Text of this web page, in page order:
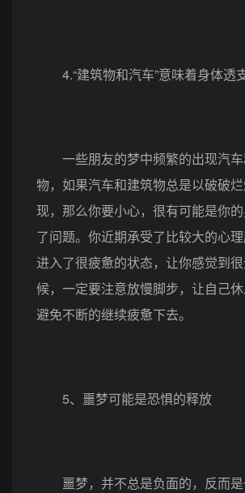
4.“建筑物和汽车”意味着身体透
一些朋友的梦中频繁的出现汽车
物，如果汽车和建筑物总是以破破
现，那么你要小心，很有可能是你
了问题。你近期承受了比较大的心
进入了很疲惫的状态，让你感觉到
候，一定要注意放慢脚步，让自己休
避免不断的继续疲惫下去。
5、噩梦可能是恐惧的释放
噩梦，并不总是负面的，反而是